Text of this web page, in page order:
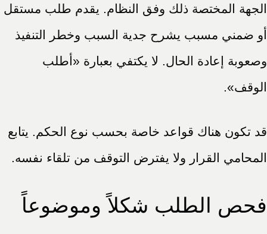
الجهة المختصة ذلك وفق النظام. يقدم طلب مستقل
أو ضمني مسبب يشرح جدية السبب وخطر التنفيذ
وصعوبة إعادة الحال. لا يكتفي بعبارة «أطلب
الوقف».
قد تكون هناك قواعد خاصة بحسب نوع الحكم. يتابع
المحامي القرار ولا يفترض التوقف من تلقاء نفسه.
فحص الطلب شكلاً وموضوعاً